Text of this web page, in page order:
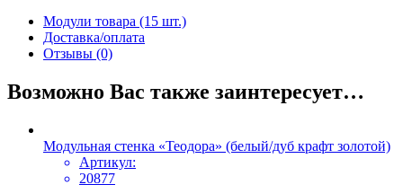
Модули товара (15 шт.)
Доставка/оплата
Отзывы (0)
Возможно Вас также заинтересует…
Модульная стенка «Теодора» (белый/дуб крафт золотой)
Артикул:
20877